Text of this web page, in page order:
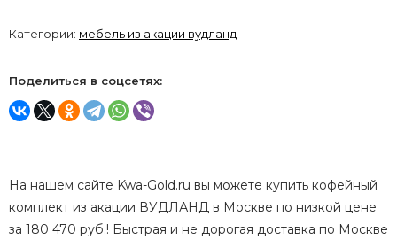
Категории: мебель из акации вудланд
Поделиться в соцсетях:
На нашем сайте Kwa-Gold.ru вы можете купить кофейный
комплект из акации ВУДЛАНД в Москве по низкой цене
за 180 470 руб.! Быстрая и не дорогая доставка по Москве